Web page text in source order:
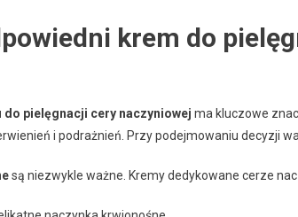
krem do
pielęgnacji cery naczyniowej ma kluczowe
i podrażnień. Przy podejmowaniu decyzji
są niezwykle ważne. Kremy dedykowane cerze